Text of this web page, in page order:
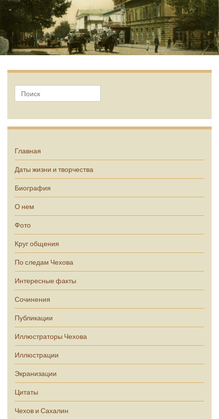
Главная
Даты жизни и творчества
Биография
О нем
Фото
Круг общения
По следам Чехова
Интересные факты
Сочинения
Публикации
Иллюстраторы Чехова
Иллюстрации
Экранизации
Цитаты
Чехов и Сахалин